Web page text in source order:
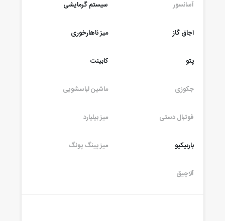
آسانسور سیستم گرمایشی
اجاق گاز میز ناهارخوری
پتو کابینت
جکوزی ماشین لباسشویی
فوتبال دستی میز بیلیارد
باربیکیو میز پینگ پونگ
آلاچیق